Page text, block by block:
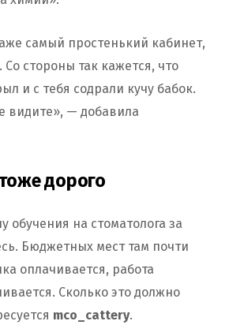
самый простенький кабинет,
Со стороны так кажется, что
и с тебя содрали кучу бабок.
видите», — добавила
дорого
обучения на стоматолога за
Бюджетных мест там почти
оплачивается, работа
Сколько это должно
mco_cattery.